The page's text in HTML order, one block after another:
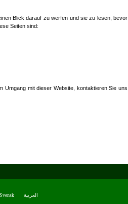
Blick darauf zu werfen und sie zu lesen, bevor
Seiten sind:
Umgang mit dieser Website, kontaktieren Sie uns
Svensk العربية